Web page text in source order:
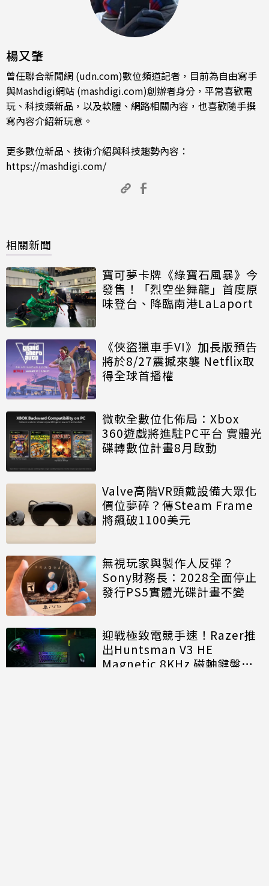
楊又肇
曾任聯合新聞網 (udn.com)數位頻道記者，目前為自由寫手
與Mashdigi網站 (mashdigi.com)創辦者身分，平常喜歡電
玩、科技類新品，以及軟體、網路相關內容，也喜歡隨手撰
寫內容介紹新玩意。
更多數位新品、技術介紹與科技趨勢內容：
https://mashdigi.com/
相關新聞
寶可夢卡牌《綠寶石風暴》今
發售！「烈空坐舞龍」首度原
味登台、降臨南港LaLaport
《俠盜獵車手VI》加長版預告
將於8/27震撼來襲 Netflix取
得全球首播權
微軟全數位化佈局：Xbox
360遊戲將進駐PC平台 實體光
碟轉數位計畫8月啟動
Valve高階VR頭戴設備大眾化
價位夢碎？傳Steam Frame
將飆破1100美元
無視玩家與製作人反彈？
Sony財務長：2028全面停止
發行PS5實體光碟計畫不變
迎戰極致電競手速！Razer推
出Huntsman V3 HE
Magnetic 8KHz 磁軸鍵盤效